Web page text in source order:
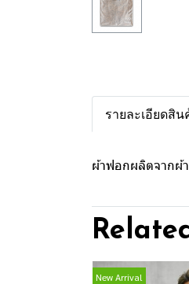
รายละเอียดสิน
ผ้าฟอกผลิตจากผ้
New Arrival